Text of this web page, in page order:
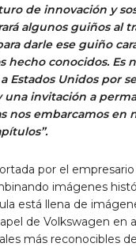
de innovación y
algunos guiños al
darle ese guiño
hecho conocidos. Es
a Estados Unidos por
una invitación a
nos embarcamos en
por el
imágenes
está llena de
de Volkswagen en
más reconocibles